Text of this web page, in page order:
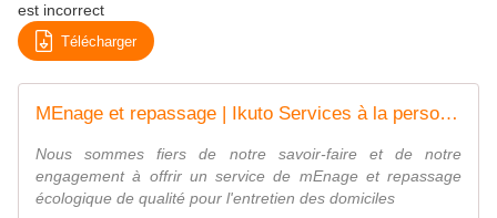
est incorrect
Télécharger
MEnage et repassage | Ikuto Services à la personne | Paris, 75013
Nous sommes fiers de notre savoir-faire et de notre
engagement à offrir un service de mEnage et repassage
écologique de qualité pour l'entretien des domiciles